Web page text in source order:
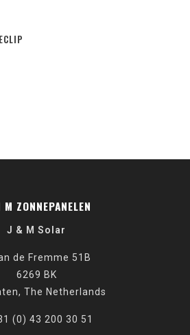
M ZONNEPANELEN
J & M Solar
de Fremme 51B
6269 BK
The Netherlands
(0) 43 200 30 51